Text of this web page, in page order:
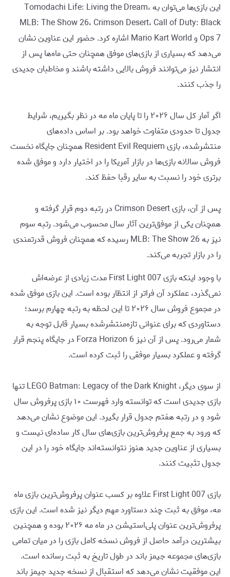
این بازی‌ها می‌توان به Tomodachi Life: Living the Dream،
MLB: The Show 26، Crimson Desert، Call of Duty: Black
Ops 7 و Mario Kart World اشاره کرد. حضور این عناوین نشان
می‌دهد که بسیاری از بازی‌های موفق همچنان حتی ماه‌ها پس از
انتشار نیز می‌توانند فروش بالایی داشته باشند و مخاطبان جدیدی
را جذب کنند.
اگر آمار کل سال ۲۰۲۶ را تا پایان ماه مه در نظر بگیریم، شرایط
جدول تا حدودی متفاوت خواهد بود. بر اساس داده‌های
منتشرشده، بازی Resident Evil Requiem همچنان جایگاه نخست
فروش سالانه بازی‌ها در بازار آمریکا را در اختیار دارد و موفق شده
برتری خود را نسبت به سایر رقبا حفظ کند.
پس از آن، بازی Crimson Desert در رتبه دوم قرار گرفته و
همچنان یکی از موفق‌ترین آثار سال محسوب می‌شود. رتبه سوم
نیز به MLB: The Show 26 رسیده که همچنان فروش قدرتمندی
را در بازار تجربه می‌کند.
با وجود اینکه بازی 007 First Light مدت زیادی از عرضه‌اش
نمی‌گذرد، عملکرد آن فراتر از انتظار بوده است. این بازی موفق شده
در مجموع فروش سال ۲۰۲۶ تا این لحظه به رتبه چهارم برسد؛
دستاوردی که برای عنوانی تازه‌منتشرشده بسیار قابل توجه به
شمار می‌رود. پس از آن نیز Forza Horizon 6 در جایگاه پنجم قرار
گرفته و عملکرد بسیار موفقی را ثبت کرده است.
از سوی دیگر، LEGO Batman: Legacy of the Dark Knight تنها
بازی جدیدی است که توانسته وارد فهرست ۱۰ بازی پرفروش سال
شود و در رتبه هفتم جدول قرار بگیرد. این موضوع نشان می‌دهد
که ورود به جمع پرفروش‌ترین بازی‌های سال کار ساده‌ای نیست و
بسیاری از عناوین جدید هنوز نتوانسته‌اند جایگاه خود را در این
جدول تثبیت کنند.
بازی 007 First Light علاوه بر کسب عنوان پرفروش‌ترین بازی ماه
مه، موفق به ثبت چند دستاورد مهم دیگر نیز شده است. این بازی
پرفروش‌ترین عنوان پلی‌استیشن در ماه مه ۲۰۲۶ بوده و همچنین
بیشترین درآمد حاصل از فروش نسخه کامل بازی را در میان تمامی
بازی‌های مجموعه جیمز باند در طول تاریخ به ثبت رسانده است.
این موفقیت نشان می‌دهد که استقبال از نسخه جدید جیمز باند